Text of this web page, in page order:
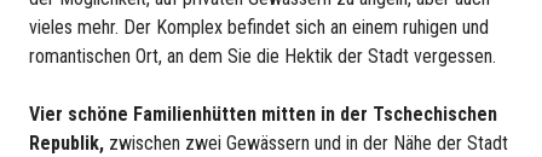
vieles mehr. Der Komplex befindet sich an einem ruhigen und
romantischen Ort, an dem Sie die Hektik der Stadt vergessen.
Vier schöne Familienhütten mitten in der Tschechischen
Republik, zwischen zwei Gewässern und in der Nähe der Stadt